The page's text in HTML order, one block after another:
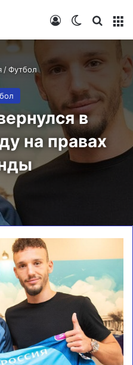
Switch skin
Войти
/Футбол
в
на правах